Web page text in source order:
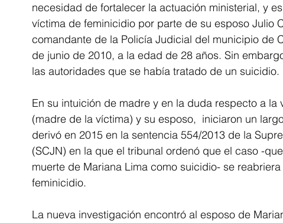
necesidad de fortalecer la actuación ministerial, y
víctima de feminicidio por parte de su esposo Julio
comandante de la Policía Judicial del municipio de
de junio de 2010, a la edad de 28 años. Sin
las autoridades que se había tratado de un suicidio.
En su intuición de madre y en la duda respecto a
(madre de la víctima) y su esposo,  iniciaron un
derivó en 2015 en la sentencia 554/2013 de la
(SCJN) en la que el tribunal ordenó que el caso -
muerte de Mariana Lima como suicidio- se
feminicidio.
La nueva investigación encontró al esposo de